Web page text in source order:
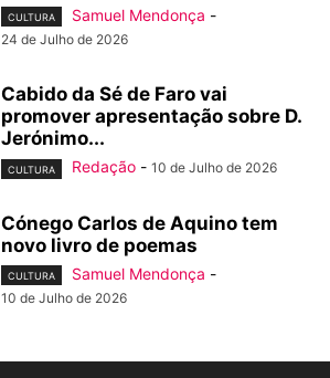
CULTURA Samuel Mendonça -
24 de Julho de 2026
Cabido da Sé de Faro vai
promover apresentação sobre D.
Jerónimo...
CULTURA Redação - 10 de Julho de 2026
Cónego Carlos de Aquino tem
novo livro de poemas
CULTURA Samuel Mendonça -
10 de Julho de 2026